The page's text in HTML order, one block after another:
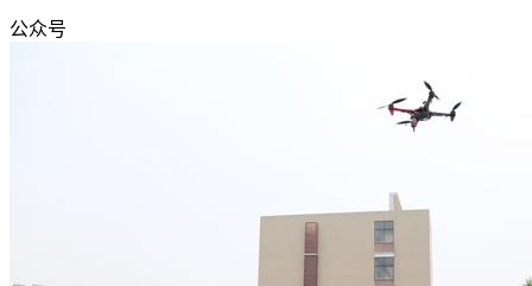
公众号